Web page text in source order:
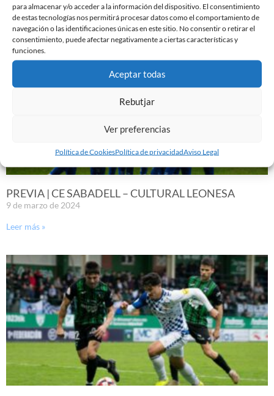
para almacenar y/o acceder a la información del dispositivo. El consentimiento
de estas tecnologías nos permitirá procesar datos como el comportamiento de
navegación o las identificaciones únicas en este sitio. No consentir o retirar el
consentimiento, puede afectar negativamente a ciertas características y
funciones.
Aceptar todas
Rebutjar
Ver preferencias
Política de CookiesPolítica de privacidadAviso Legal
Leer más »
PREVIA | CE SABADELL – CULTURAL LEONESA
9 de marzo de 2024
Leer más »